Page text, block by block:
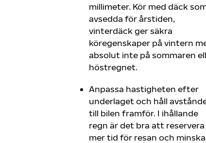
millimeter. Kör med däck
avsedda för årstiden,
vinterdäck ger säkra
köregenskaper på vintern
absolut inte på sommaren
höstregnet.
Anpassa hastigheten efter
underlaget och håll
till bilen framför. I ihållande
regn är det bra att reservera
mer tid för resan och minska